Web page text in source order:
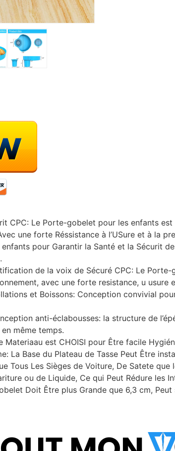
CPC: Le Porte-gobelet pour les enfants
une forte Réssistance à l’USure et à la
pour Garantir la Santé et la Sécurit
de la voix de Sécuré CPC: Le
avec une forte resistance, u
et Boissons: Conception convivial
anti-éclabousses: la structure de
même temps.
est CHOISI pour Être facile
La Base du Plateau de Tasse Peut Être
Tous Les Sièges de Voiture, De Satete
ou de Liquide, Ce qui Peut Rédure les
Doit Être plus Grande que 6,3 cm, Peut